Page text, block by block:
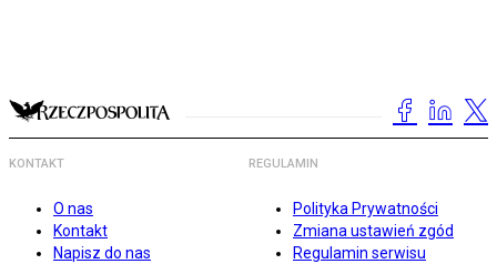
KONTAKT
O nas
Kontakt
Napisz do nas
REGULAMIN
Polityka Prywatności
Zmiana ustawień zgód
Regulamin serwisu